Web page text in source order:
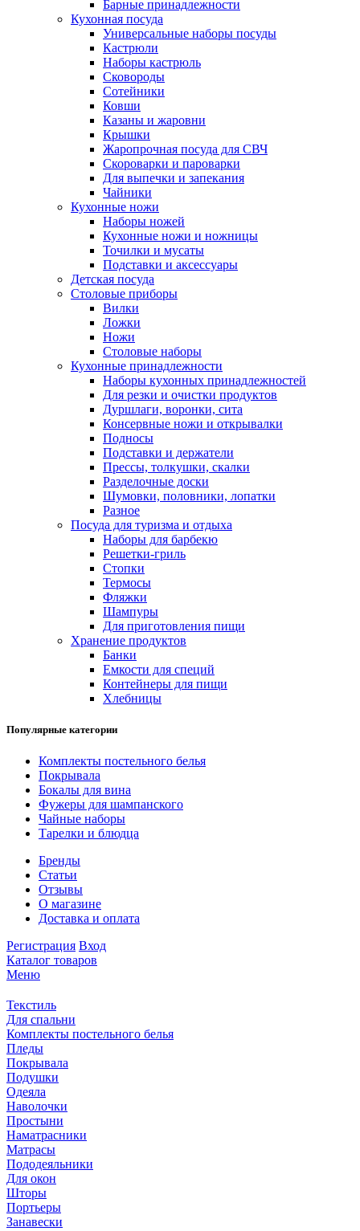
Барные принадлежности
Кухонная посуда
Универсальные наборы посуды
Кастрюли
Наборы кастрюль
Сковороды
Сотейники
Ковши
Казаны и жаровни
Крышки
Жаропрочная посуда для СВЧ
Скороварки и пароварки
Для выпечки и запекания
Чайники
Кухонные ножи
Наборы ножей
Кухонные ножи и ножницы
Точилки и мусаты
Подставки и аксессуары
Детская посуда
Столовые приборы
Вилки
Ложки
Ножи
Столовые наборы
Кухонные принадлежности
Наборы кухонных принадлежностей
Для резки и очистки продуктов
Дуршлаги, воронки, сита
Консервные ножи и открывалки
Подносы
Подставки и держатели
Прессы, толкушки, скалки
Разделочные доски
Шумовки, половники, лопатки
Разное
Посуда для туризма и отдыха
Наборы для барбекю
Решетки-гриль
Стопки
Термосы
Фляжки
Шампуры
Для приготовления пищи
Хранение продуктов
Банки
Емкости для специй
Контейнеры для пищи
Хлебницы
Популярные категории
Комплекты постельного белья
Покрывала
Бокалы для вина
Фужеры для шампанского
Чайные наборы
Тарелки и блюдца
Бренды
Статьи
Отзывы
О магазине
Доставка и оплата
Регистрация Вход
Каталог товаров
Меню
Текстиль
Для спальни
Комплекты постельного белья
Пледы
Покрывала
Подушки
Одеяла
Наволочки
Простыни
Наматрасники
Матрасы
Пододеяльники
Для окон
Шторы
Портьеры
Занавески